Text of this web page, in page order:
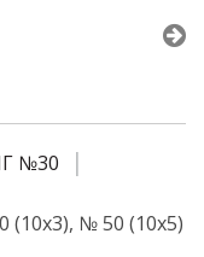
№30
(10х3), № 50 (10х5)